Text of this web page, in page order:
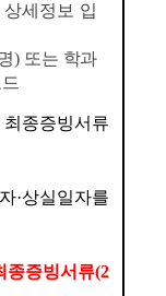
세정보 입
) 또는 학과
종증빙서류
·상실일자를
종증빙서류(2